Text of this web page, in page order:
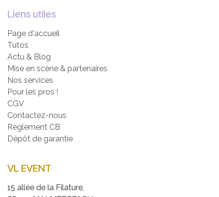
Liens utiles
Page d'accueil
Tutos
Actu & Blog
Mise en scène & partenaires
Nos services
Pour les pros !
CGV
Contactez-nous
Règlement CB
Dépôt de garantie
VL EVENT
15 allée de la Filature,